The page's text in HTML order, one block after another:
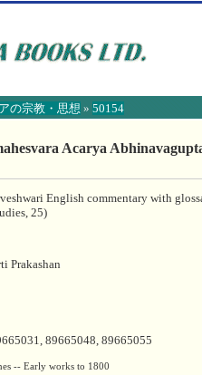
の宗教・思想 » 50154
Acarya
English commentary with
25)
Prakashan
89665048, 89665055
-- Early works to 1800